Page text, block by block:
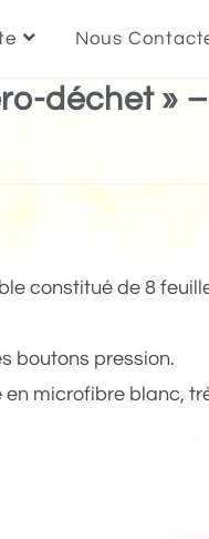
Nous
déchet »
constitué de 8
boutons pression.
en microfibre blanc,